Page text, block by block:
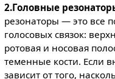
2.Головные
резонаторы — это все
голосовых связок:
ротовая и носовая
теменные кости. Если
зависит от того,